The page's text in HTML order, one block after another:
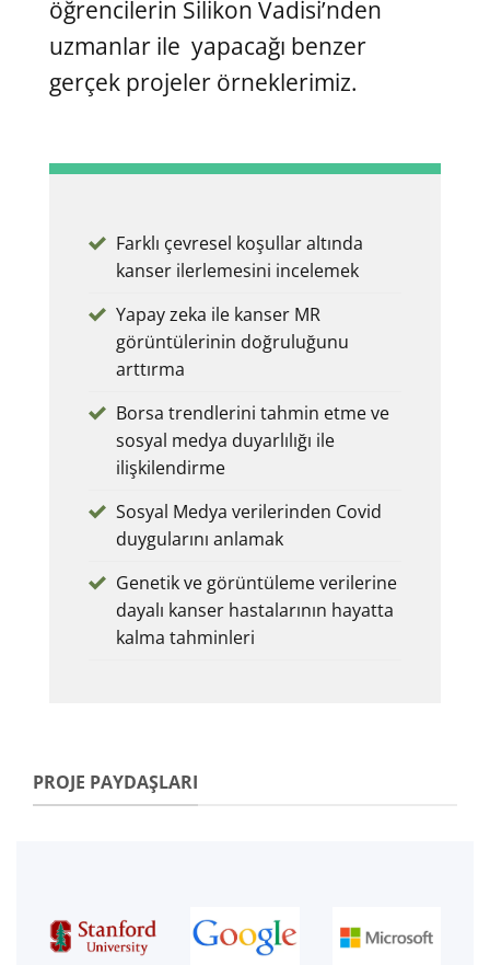
öğrencilerin Silikon Vadisi’nden
uzmanlar ile yapacağı benzer
gerçek projeler örneklerimiz.
Farklı çevresel koşullar altında
kanser ilerlemesini incelemek
Yapay zeka ile kanser MR
görüntülerinin doğruluğunu
arttırma
Borsa trendlerini tahmin etme ve
sosyal medya duyarlılığı ile
ilişkilendirme
Sosyal Medya verilerinden Covid
duygularını anlamak
Genetik ve görüntüleme verilerine
dayalı kanser hastalarının hayatta
kalma tahminleri
PROJE PAYDAŞLARI